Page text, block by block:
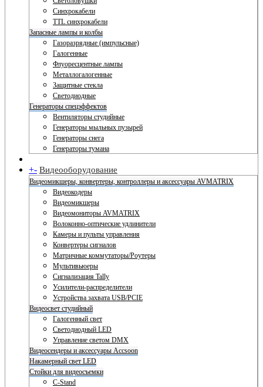
Синхрокабели
TTL синхрокабели
Запасные лампы и колбы
Газоразрядные (импульсные)
Галогенные
Флуоресцентные лампы
Металлогалогенные
Защитные стекла
Светодиодные
Генераторы спецэффектов
Вентиляторы студийные
Генераторы мыльных пузырей
Генераторы снега
Генераторы тумана
+- Видеооборудование
Видеомикшеры, конвертеры, контроллеры и аксессуары AVMATRIX
Видеокодеры
Видеомикшеры
Видеомониторы AVMATRIX
Волоконно-оптические удлинители
Камеры и пульты управления
Конвертеры сигналов
Матричные коммутаторы/Роутеры
Мультивьюеры
Сигнализация Tally
Усилители-распределители
Устройства захвата USB/PCIE
Видеосвет студийный
Галогенный свет
Светодиодный LED
Управление светом DMX
Видеосендеры и аксессуары Accsoon
Накамерный свет LED
Стойки для видеосъемки
C-Stand